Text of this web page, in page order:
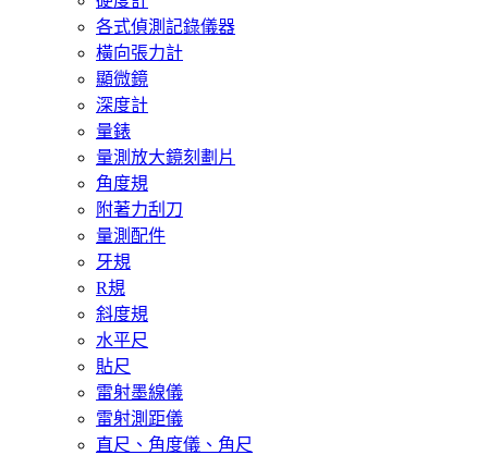
各式偵測記錄儀器
橫向張力計
顯微鏡
深度計
量錶
量測放大鏡刻劃片
角度規
附著力刮刀
量測配件
牙規
R規
斜度規
水平尺
貼尺
雷射墨線儀
雷射測距儀
直尺、角度儀、角尺